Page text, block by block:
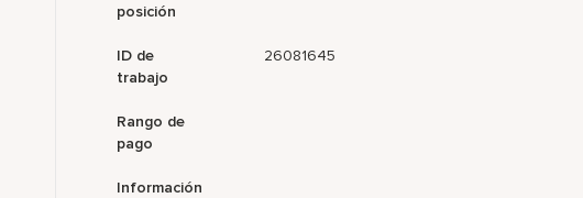
posición
ID de
trabajo
26081645
Rango de
pago
Información